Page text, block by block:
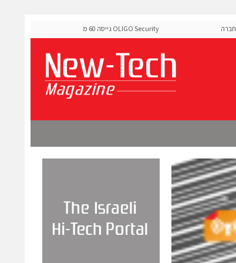
OLIGO Security גייסה 60 מיליון דולר להרחבת פלטפורמת אבטחת